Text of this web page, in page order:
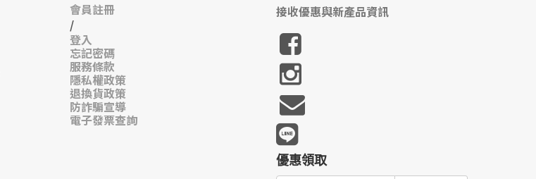
會員註冊
/
登入
忘記密碼
服務條款
隱私權政策
退換貨政策
防詐騙宣導
電子發票查詢
接收優惠與新產品資訊
優惠領取